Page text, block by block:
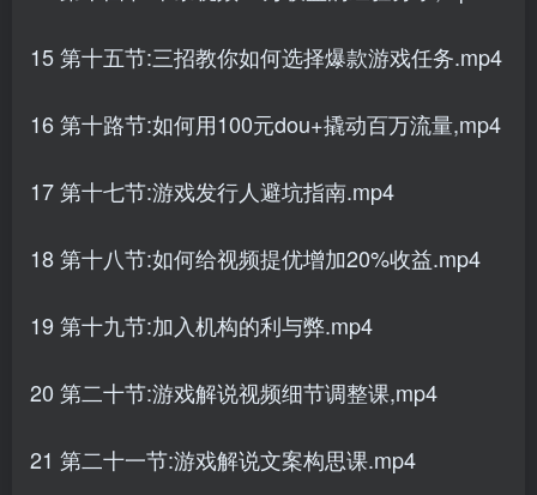
15 第十五节:三招教你如何选择爆款游戏任务.mp4
16 第十路节:如何用100元dou+撬动百万流量,mp4
17 第十七节:游戏发行人避坑指南.mp4
18 第十八节:如何给视频提优增加20%收益.mp4
19 第十九节:加入机构的利与弊.mp4
20 第二十节:游戏解说视频细节调整课,mp4
21 第二十一节:游戏解说文案构思课.mp4